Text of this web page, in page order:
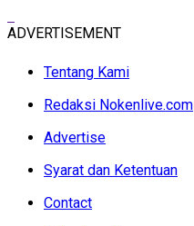
ADVERTISEMENT
Tentang Kami
Redaksi Nokenlive.com
Advertise
Syarat dan Ketentuan
Contact